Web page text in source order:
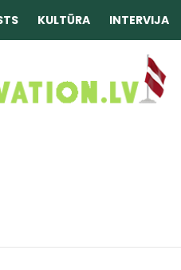
KULTŪRA INTERVIJA